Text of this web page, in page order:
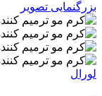
بزرگنمایی تصویر
لورال